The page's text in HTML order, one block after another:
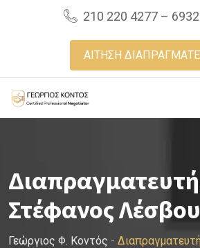
210 220 4277 –
ΑΙΤΗΣΗ
Στέφανος Λέσβου
Γεώργιος Φ. Κοντός -